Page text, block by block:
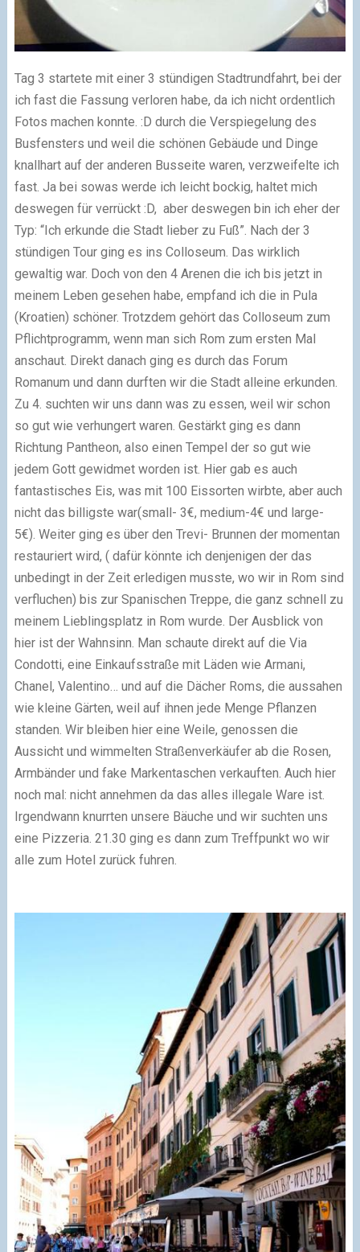
Tag 3 startete mit einer 3 stündigen Stadtrundfahrt, bei der
ich fast die Fassung verloren habe, da ich nicht ordentlich
Fotos machen konnte. :D durch die Verspiegelung des
Busfensters und weil die schönen Gebäude und Dinge
knallhart auf der anderen Busseite waren, verzweifelte ich
fast. Ja bei sowas werde ich leicht bockig, haltet mich
deswegen für verrückt :D, aber deswegen bin ich eher der
Typ: “Ich erkunde die Stadt lieber zu Fuß”. Nach der 3
stündigen Tour ging es ins Colloseum. Das wirklich
gewaltig war. Doch von den 4 Arenen die ich bis jetzt in
meinem Leben gesehen habe, empfand ich die in Pula
(Kroatien) schöner. Trotzdem gehört das Colloseum zum
Pflichtprogramm, wenn man sich Rom zum ersten Mal
anschaut. Direkt danach ging es durch das Forum
Romanum und dann durften wir die Stadt alleine erkunden.
Zu 4. suchten wir uns dann was zu essen, weil wir schon
so gut wie verhungert waren. Gestärkt ging es dann
Richtung Pantheon, also einen Tempel der so gut wie
jedem Gott gewidmet worden ist. Hier gab es auch
fantastisches Eis, was mit 100 Eissorten wirbte, aber auch
nicht das billigste war(small- 3€, medium-4€ und large-
5€). Weiter ging es über den Trevi- Brunnen der momentan
restauriert wird, ( dafür könnte ich denjenigen der das
unbedingt in der Zeit erledigen musste, wo wir in Rom sind
verfluchen) bis zur Spanischen Treppe, die ganz schnell zu
meinem Lieblingsplatz in Rom wurde. Der Ausblick von
hier ist der Wahnsinn. Man schaute direkt auf die Via
Condotti, eine Einkaufsstraße mit Läden wie Armani,
Chanel, Valentino… und auf die Dächer Roms, die aussahen
wie kleine Gärten, weil auf ihnen jede Menge Pflanzen
standen. Wir bleiben hier eine Weile, genossen die
Aussicht und wimmelten Straßenverkäufer ab die Rosen,
Armbänder und fake Markentaschen verkauften. Auch hier
noch mal: nicht annehmen da das alles illegale Ware ist.
Irgendwann knurrten unsere Bäuche und wir suchten uns
eine Pizzeria. 21.30 ging es dann zum Treffpunkt wo wir
alle zum Hotel zurück fuhren.